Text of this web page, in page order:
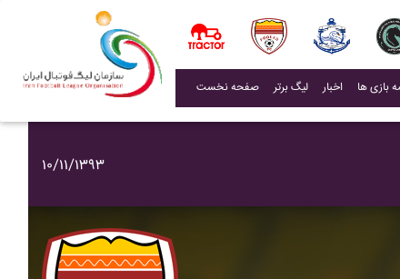
صفحه نخست لیگ برتر اخبار(current)
۱۰/۱۱/۱۳۹۳